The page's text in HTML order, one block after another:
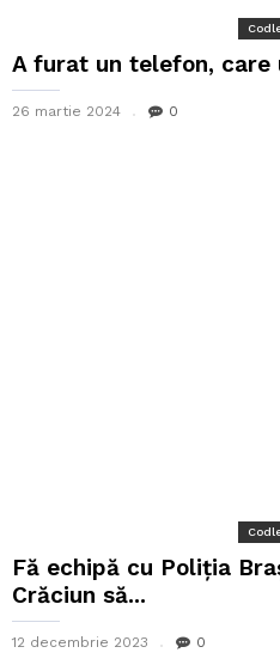
A furat un telefon,
26 martie 2024 0
Fă echipă cu Poliția
Crăciun să...
12 decembrie 2023 0